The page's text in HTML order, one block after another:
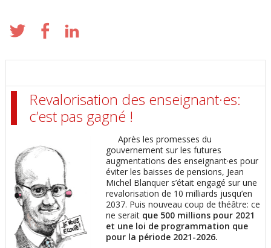
Revalorisation des enseignant·es:
c’est pas gagné !
Après les promesses du
gouvernement sur les futures
augmentations des enseignant·es pour
éviter les baisses de pensions, Jean
Michel Blanquer s’était engagé sur une
revalorisation de 10 milliards jusqu’en
2037. Puis nouveau coup de théâtre: ce
ne serait que 500 millions pour 2021
et une loi de programmation que
pour la période 2021-2026.